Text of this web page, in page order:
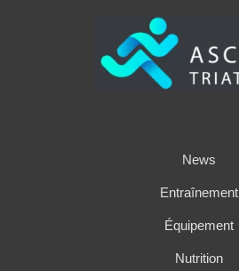
News
Entraînement
Équipement
Nutrition